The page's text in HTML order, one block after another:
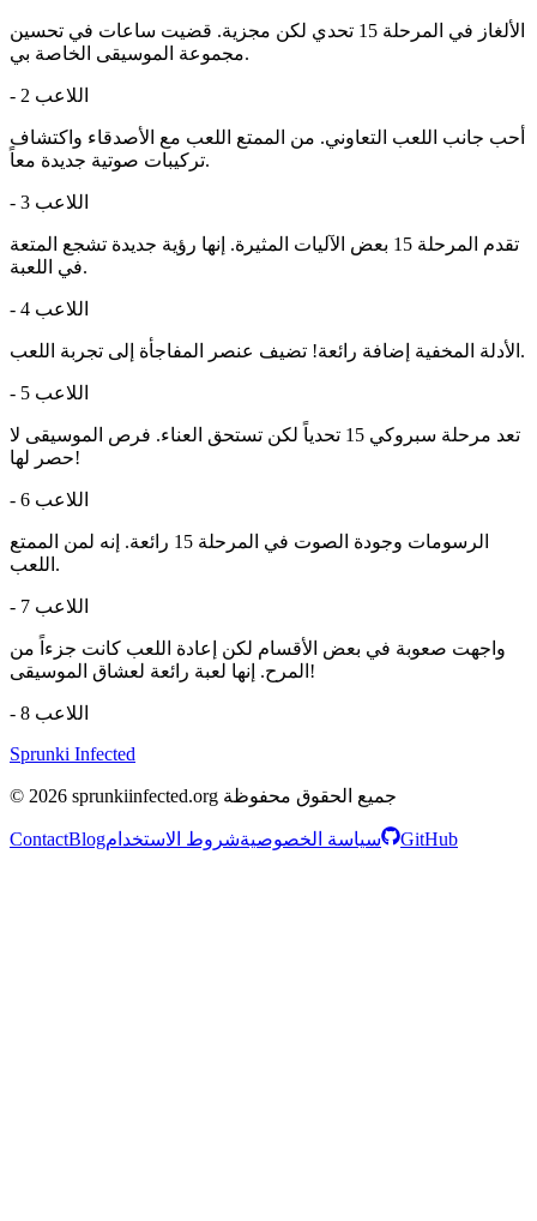
الألغاز في المرحلة 15 تحدي لكن مجزية. قضيت ساعات في تحسين
مجموعة الموسيقى الخاصة بي.
- اللاعب 2
أحب جانب اللعب التعاوني. من الممتع اللعب مع الأصدقاء واكتشاف
تركيبات صوتية جديدة معاً.
- اللاعب 3
تقدم المرحلة 15 بعض الآليات المثيرة. إنها رؤية جديدة تشجع المتعة
في اللعبة.
- اللاعب 4
الأدلة المخفية إضافة رائعة! تضيف عنصر المفاجأة إلى تجربة اللعب.
- اللاعب 5
تعد مرحلة سبروكي 15 تحدياً لكن تستحق العناء. فرص الموسيقى لا
حصر لها!
- اللاعب 6
الرسومات وجودة الصوت في المرحلة 15 رائعة. إنه لمن الممتع
اللعب.
- اللاعب 7
واجهت صعوبة في بعض الأقسام لكن إعادة اللعب كانت جزءاً من
المرح. إنها لعبة رائعة لعشاق الموسيقى!
-
اللاعب 8
Sprunki Infected
© 2026 sprunkiinfected.org جميع الحقوق محفوظة
ContactBlog سياسة الخصوصيةشروط الاستخدام GitHub